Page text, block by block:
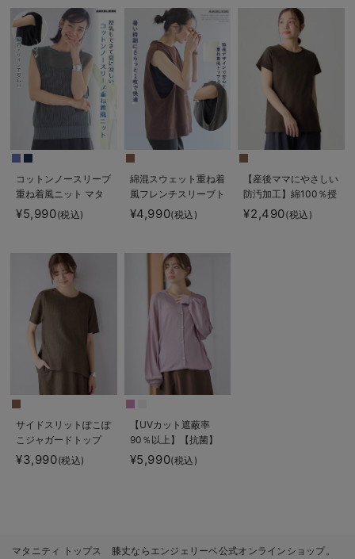
コットンノースリーブ
重ね着風ニット マタ
ニティ・授乳服 【出
産後も長く使える】
¥5,990(税込)
綿混スウェット重ね着
風フレンチスリーブト
ップス マタニティ・
授乳服【出産後も長く
¥4,990(税込)
【産後ママにやさしい
防汚加工】綿100％授
乳半袖TEE
¥2,490(税込)
サイドスリットぽこぽ
こジャガードトップ
ス マタニティ・授乳
服【出産後も長く着ら
¥3,990(税込)
【UVカット遮蔽率
90％以上】【抗菌】
【接触冷感】前後２
WAYカーディガン
¥5,990(税込)
マタニティ トップス 膝丈ならエンジェリーベ公式オンラインショップ。